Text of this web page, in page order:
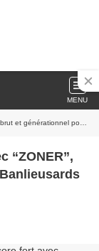
MENU
pour Banlieusards 3
“ZONER”,